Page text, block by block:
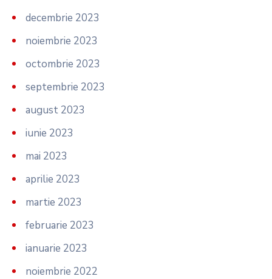
decembrie 2023
noiembrie 2023
octombrie 2023
septembrie 2023
august 2023
iunie 2023
mai 2023
aprilie 2023
martie 2023
februarie 2023
ianuarie 2023
noiembrie 2022